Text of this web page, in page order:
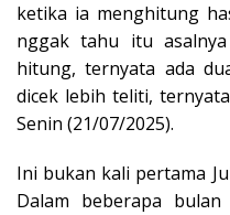
ketika ia menghitung
nggak tahu itu
hitung, ternyata ada
dicek lebih teliti,
Senin (21/07/2025).
Ini bukan kali pertama
Dalam beberapa